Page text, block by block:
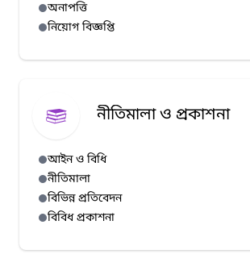
অনাপত্তি
নিয়োগ বিজ্ঞপ্তি
নীতিমালা ও প্রকাশনা
আইন ও বিধি
নীতিমালা
বিভিন্ন প্রতিবেদন
বিবিধ প্রকাশনা